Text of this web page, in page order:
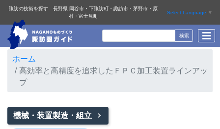
諏訪の技術を探す 長野県 岡谷市・下諏訪町・諏訪市・茅野市・原
村・富士見町
Select Language ▼
ホーム
高効率と高精度を追求したＦＰＣ加工装置ラインアッ
プ
機械・装置製造・組立